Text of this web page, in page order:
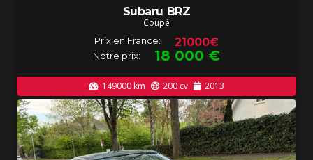
Subaru BRZ
Coupé
Prix en France: 21000€
Notre prix: 18 000 €
149000 km 200cv 2013